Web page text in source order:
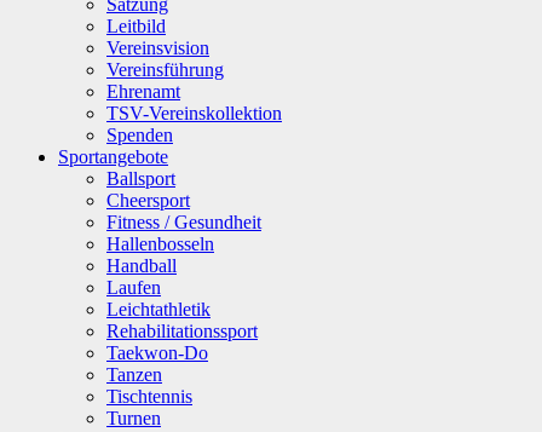
Satzung
Leitbild
Vereinsvision
Vereinsführung
Ehrenamt
TSV-Vereinskollektion
Spenden
Sportangebote
Ballsport
Cheersport
Fitness / Gesundheit
Hallenbosseln
Handball
Laufen
Leichtathletik
Rehabilitationssport
Taekwon-Do
Tanzen
Tischtennis
Turnen